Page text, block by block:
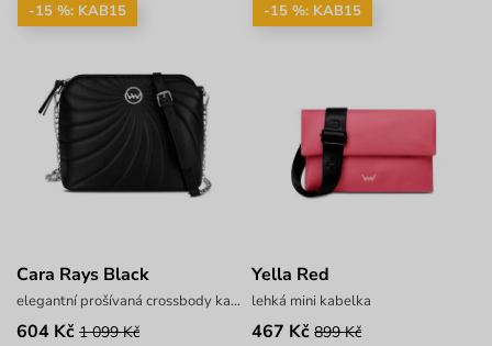
-15 %: KAB15
Cara Rays Black
elegantní prošívaná crossbody kabelka
604 Kč 1 099 Kč
-15 %: KAB15
Yella Red
lehká mini kabelka
467 Kč 899 Kč